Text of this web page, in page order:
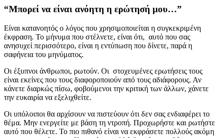
“Μπορεί να είναι ανόητη η ερώτησή μου…”
Είναι κατανοητός ο λόγος που χρησιμοποιείται η συγκεκριμένη
έκφραση. Το μήνυμα που στέλνετε, είναι ότι, αυτό που σας
ανησυχεί περισσότερο, είναι η εντύπωση που δίνετε, παρά η
σαφήνεια του μηνύματος.
Οι έξυπνοι άνθρωποι, ρωτούν. Οι στοχευμένες ερωτήσεις τους
είναι εκείνες που τους διαφοροποιούν από τους αδιάφορους. Αν
κάνετε διαρκώς πίσω, φοβούμενοι την κριτική των άλλων, χάνετε
την ευκαιρία να εξελιχθείτε.
Οι υπόλοιποι θα αρχίσουν να πιστεύουν ότι δεν σας ενδιαφέρει το
θέμα. Μην ενεργείτε με βάση τη ντροπή. Προχωρήστε και ρωτήστε
αυτό που θέλετε. Το πιο πιθανό είναι να εκφράσετε πολλούς ακόμη